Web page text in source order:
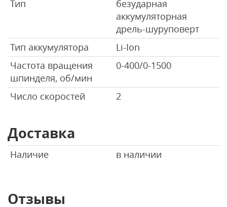
Тип
безударная
аккумуляторная
дрель-шуруповерт
Тип аккумулятора
Li-Ion
Частота вращения
шпинделя, об/мин
0-400/0-1500
Число скоростей 2
Доставка
Наличие в наличии
Отзывы